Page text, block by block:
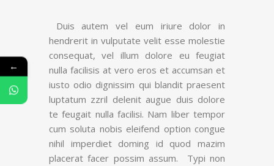
Duis autem vel eum iriure dolor in
hendrerit in vulputate velit esse molestie
consequat, vel illum dolore eu feugiat
nulla facilisis at vero eros et accumsan et
iusto odio dignissim qui blandit praesent
luptatum zzril delenit augue duis dolore
te feugait nulla facilisi. Nam liber tempor
cum soluta nobis eleifend option congue
nihil imperdiet doming id quod mazim
placerat facer possim assum. Typi non
←